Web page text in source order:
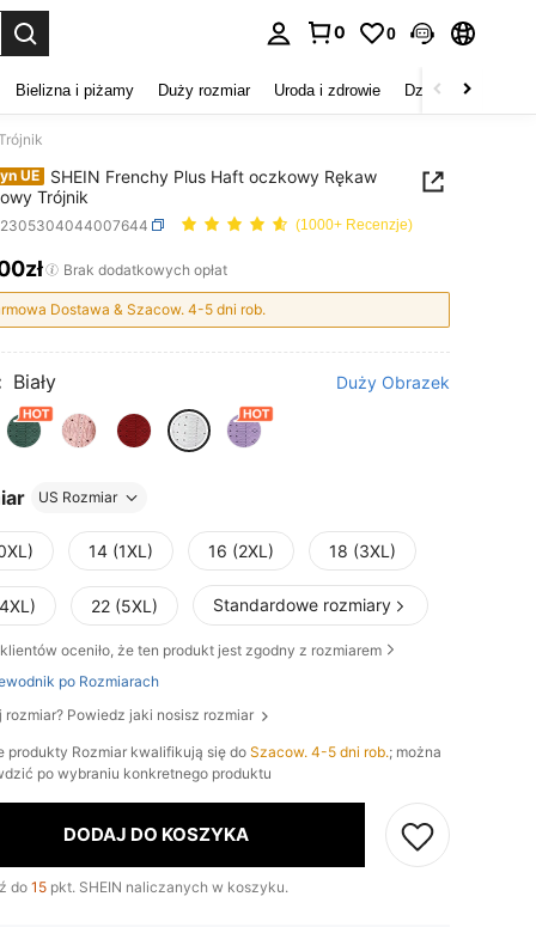
0 0
Bielizna i piżamy Duży rozmiar Uroda i zdrowie Dzieci
UE
SHEIN Frenchy Plus Haft oczkowy Rękaw
Trójnik
(1000+ Recenzje)
AND AVAILABILITY
Brak dodatkowych opłat
Dostawa & Szacow. 4-5 dni rob.
Biały Duży Obrazek
US Rozmiar
14 (1XL) 16 (2XL) 18 (3XL)
22 (5XL) Standardowe rozmiary
klientów oceniło, że ten produkt jest zgodny z rozmiarem
po Rozmiarach
rozmiar? Powiedz jaki nosisz rozmiar
produkty Rozmiar kwalifikują się do Szacow. 4-5 dni rob.; można
po wybraniu konkretnego produktu
DODAJ DO KOSZYKA
do 15 pkt. SHEIN naliczanych w koszyku.